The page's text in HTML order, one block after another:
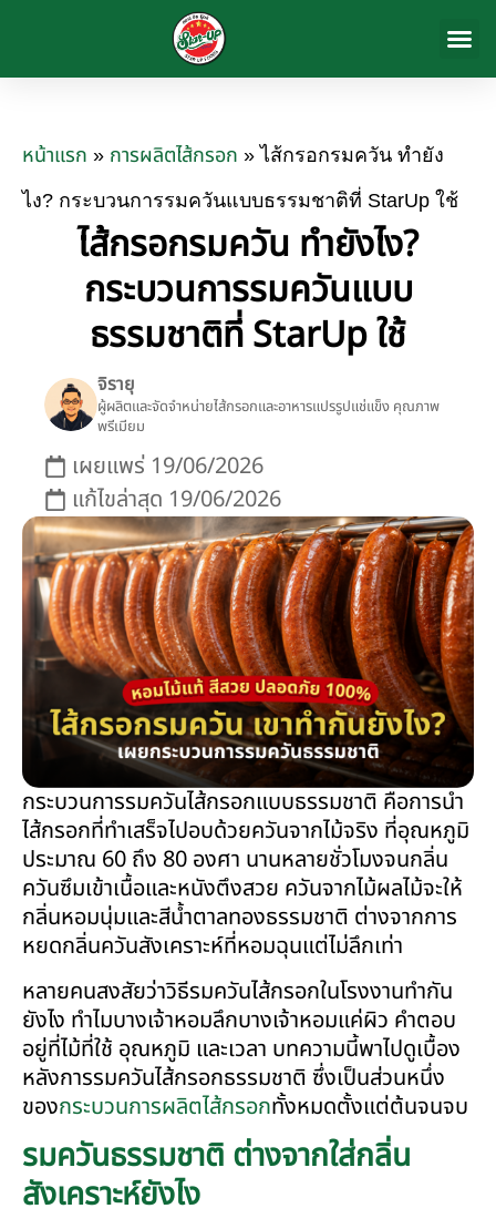
หน้าแรก » การผลิตไส้กรอก » ไส้กรอกรมควัน ทำยัง
ไง? กระบวนการรมควันแบบธรรมชาติที่ StarUp ใช้
ไส้กรอกรมควัน ทำยังไง?
กระบวนการรมควันแบบ
ธรรมชาติที่ StarUp ใช้
จิรายุ
ผู้ผลิตและจัดจำหน่ายไส้กรอกและอาหารแปรรูปแช่แข็ง คุณภาพ
พรีเมียม
เผยแพร่ 19/06/2026
แก้ไขล่าสุด 19/06/2026
กระบวนการรมควันไส้กรอกแบบธรรมชาติ คือการนำ
ไส้กรอกที่ทำเสร็จไปอบด้วยควันจากไม้จริง ที่อุณหภูมิ
ประมาณ 60 ถึง 80 องศา นานหลายชั่วโมงจนกลิ่น
ควันซึมเข้าเนื้อและหนังตึงสวย ควันจากไม้ผลไม้จะให้
กลิ่นหอมนุ่มและสีน้ำตาลทองธรรมชาติ ต่างจากการ
หยดกลิ่นควันสังเคราะห์ที่หอมฉุนแต่ไม่ลึกเท่า
หลายคนสงสัยว่าวิธีรมควันไส้กรอกในโรงงานทำกัน
ยังไง ทำไมบางเจ้าหอมลึกบางเจ้าหอมแค่ผิว คำตอบ
อยู่ที่ไม้ที่ใช้ อุณหภูมิ และเวลา บทความนี้พาไปดูเบื้อง
หลังการรมควันไส้กรอกธรรมชาติ ซึ่งเป็นส่วนหนึ่ง
ของกระบวนการผลิตไส้กรอกทั้งหมดตั้งแต่ต้นจนจบ
รมควันธรรมชาติ ต่างจากใส่กลิ่น
สังเคราะห์ยังไง